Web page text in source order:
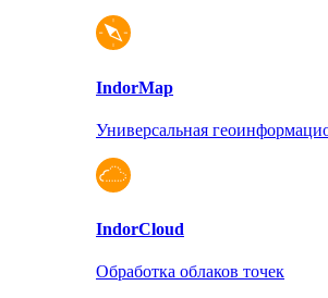
IndorMap
Универсальная
IndorCloud
Обработка облаков точек